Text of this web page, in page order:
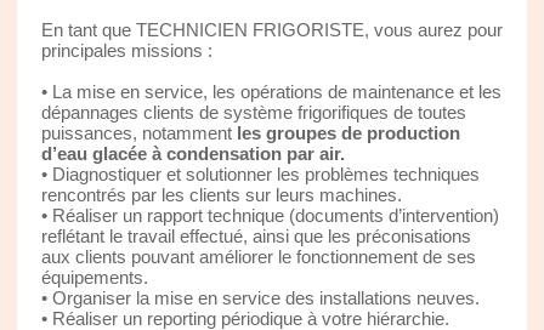
En tant que TECHNICIEN FRIGORISTE, vous aurez pour
principales missions :
• La mise en service, les opérations de maintenance et les
dépannages clients de système frigorifiques de toutes
puissances, notamment les groupes de production
d’eau glacée à condensation par air.
• Diagnostiquer et solutionner les problèmes techniques
rencontrés par les clients sur leurs machines.
• Réaliser un rapport technique (documents d’intervention)
reflétant le travail effectué, ainsi que les préconisations
aux clients pouvant améliorer le fonctionnement de ses
équipements.
• Organiser la mise en service des installations neuves.
• Réaliser un reporting périodique à votre hiérarchie.